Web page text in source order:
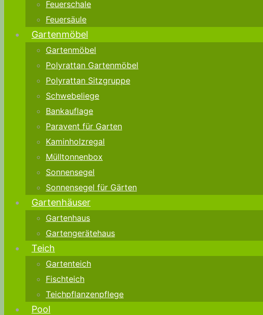
Feuerschale
Feuersäule
Gartenmöbel
Gartenmöbel
Polyrattan Gartenmöbel
Polyrattan Sitzgruppe
Schwebeliege
Bankauflage
Paravent für Garten
Kaminholzregal
Mülltonnenbox
Sonnensegel
Sonnensegel für Gärten
Gartenhäuser
Gartenhaus
Gartengerätehaus
Teich
Gartenteich
Fischteich
Teichpflanzenpflege
Pool